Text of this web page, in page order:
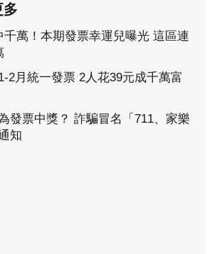
多
千萬！本期發票幸運兒曝光 這區連
2月統一發票 2人花39元成千萬富
發票中獎？ 詐騙冒名「711、家樂
知